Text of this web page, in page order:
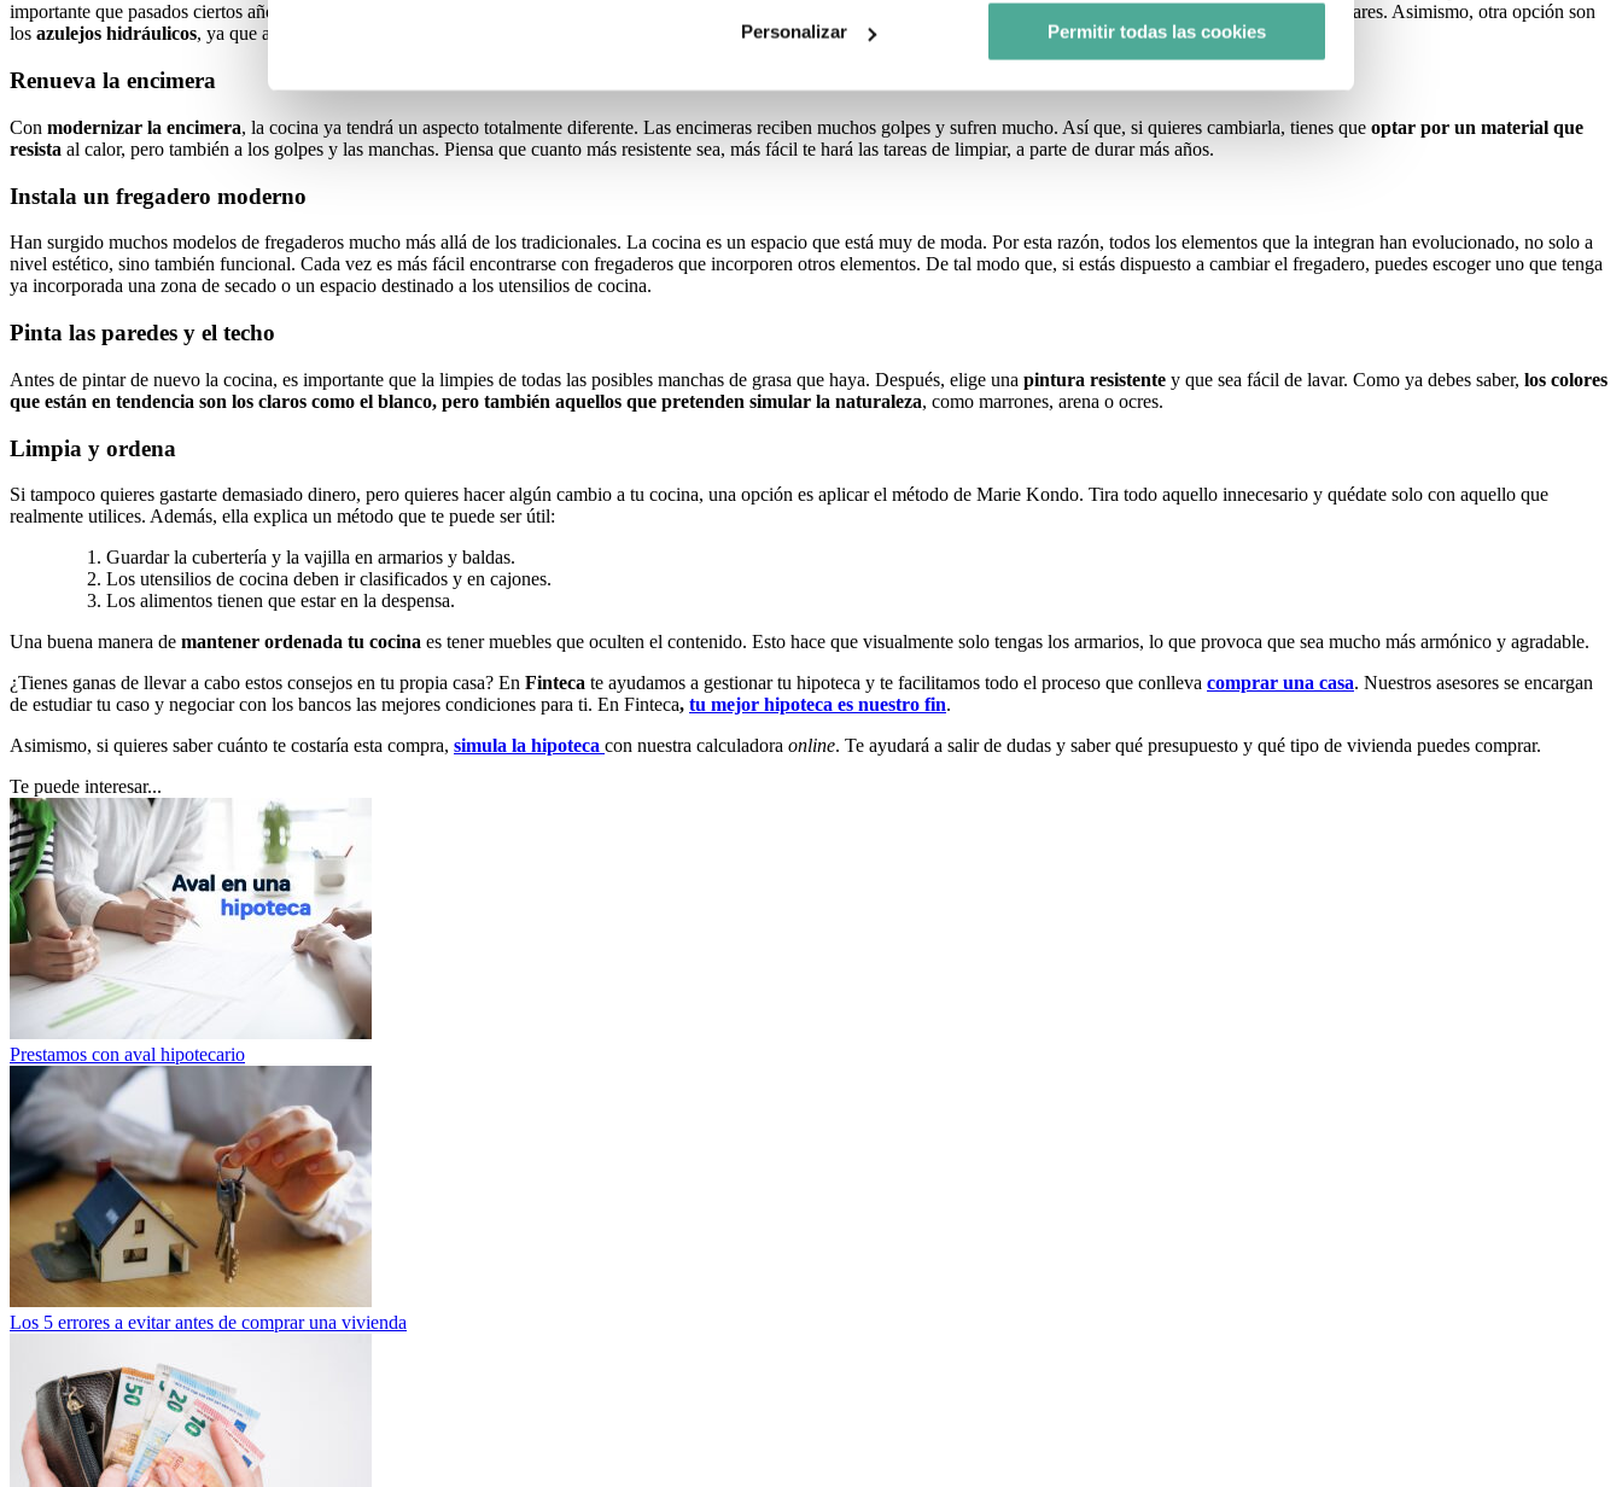
Personalizar Permitir todas las cookies
importante que pasados ciertos años los cambies. Actualmente, lo más utilizado son los
, es decir, unos rectangulares que seguro que te son familiares. Asimismo, otra opción son
los azulejos hidráulicos, ya que aportan color a la cocina y un toque “vintage”.
Renueva la encimera
Con modernizar la encimera, la cocina ya tendrá un aspecto totalmente diferente. Las encimeras reciben muchos golpes y sufren mucho. Así que, si quieres cambiarla, tienes que optar por un material que
resista al calor, pero también a los golpes y las manchas. Piensa que cuanto más resistente sea, más fácil te hará las tareas de limpiar, a parte de durar más años.
Instala un fregadero moderno
Han surgido muchos modelos de fregaderos mucho más allá de los tradicionales. La cocina es un espacio que está muy de moda. Por esta razón, todos los elementos que la integran han evolucionado, no solo a
nivel estético, sino también funcional. Cada vez es más fácil encontrarse con fregaderos que incorporen otros elementos. De tal modo que, si estás dispuesto a cambiar el fregadero, puedes escoger uno que tenga
ya incorporada una zona de secado o un espacio destinado a los utensilios de cocina.
Pinta las paredes y el techo
Antes de pintar de nuevo la cocina, es importante que la limpies de todas las posibles manchas de grasa que haya. Después, elige una pintura resistente y que sea fácil de lavar. Como ya debes saber, los colores
que están en tendencia son los claros como el blanco, pero también aquellos que pretenden simular la naturaleza, como marrones, arena o ocres.
Limpia y ordena
Si tampoco quieres gastarte demasiado dinero, pero quieres hacer algún cambio a tu cocina, una opción es aplicar el método de Marie Kondo. Tira todo aquello innecesario y quédate solo con aquello que
realmente utilices. Además, ella explica un método que te puede ser útil:
Guardar la cubertería y la vajilla en armarios y baldas.
Los utensilios de cocina deben ir clasificados y en cajones.
Los alimentos tienen que estar en la despensa.
Una buena manera de mantener ordenada tu cocina es tener muebles que oculten el contenido. Esto hace que visualmente solo tengas los armarios, lo que provoca que sea mucho más armónico y agradable.
¿Tienes ganas de llevar a cabo estos consejos en tu propia casa? En Finteca te ayudamos a gestionar tu hipoteca y te facilitamos todo el proceso que conlleva comprar una casa. Nuestros asesores se encargan
de estudiar tu caso y negociar con los bancos las mejores condiciones para ti. En Finteca, tu mejor hipoteca es nuestro fin.
Asimismo, si quieres saber cuánto te costaría esta compra, simula la hipoteca con nuestra calculadora online. Te ayudará a salir de dudas y saber qué presupuesto y qué tipo de vivienda puedes comprar.
Te puede interesar...
Prestamos con aval hipotecario
Los 5 errores a evitar antes de comprar una vivienda